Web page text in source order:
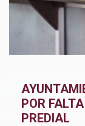
POR
PREDIAL